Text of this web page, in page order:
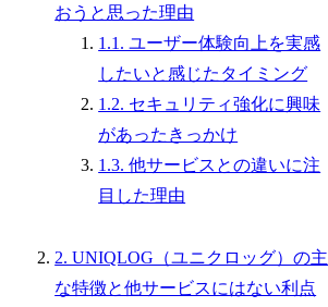
おうと思った理由
1.1. ユーザー体験向上を実感
したいと感じたタイミング
1.2. セキュリティ強化に興味
があったきっかけ
1.3. 他サービスとの違いに注
目した理由
2. UNIQLOG（ユニクロッグ）の主
な特徴と他サービスにはない利点